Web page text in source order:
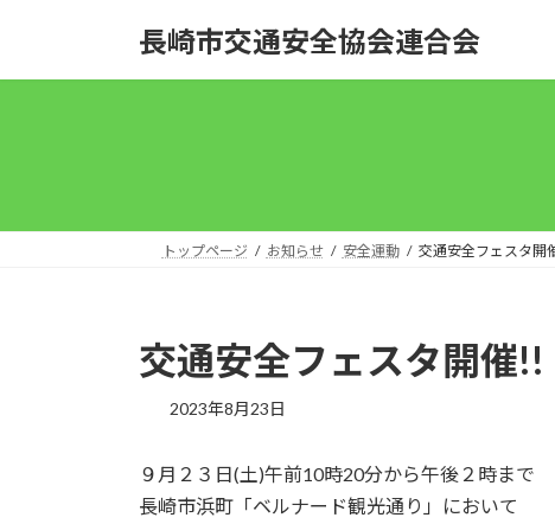
長崎市交通安全協会連合会
トップページ お知らせ 安全運動 交通安全フェスタ開
交通安全フェスタ開催!!
2023年8月23日
９月２３日(土)午前10時20分から午後２時まで
長崎市浜町「ベルナード観光通り」において